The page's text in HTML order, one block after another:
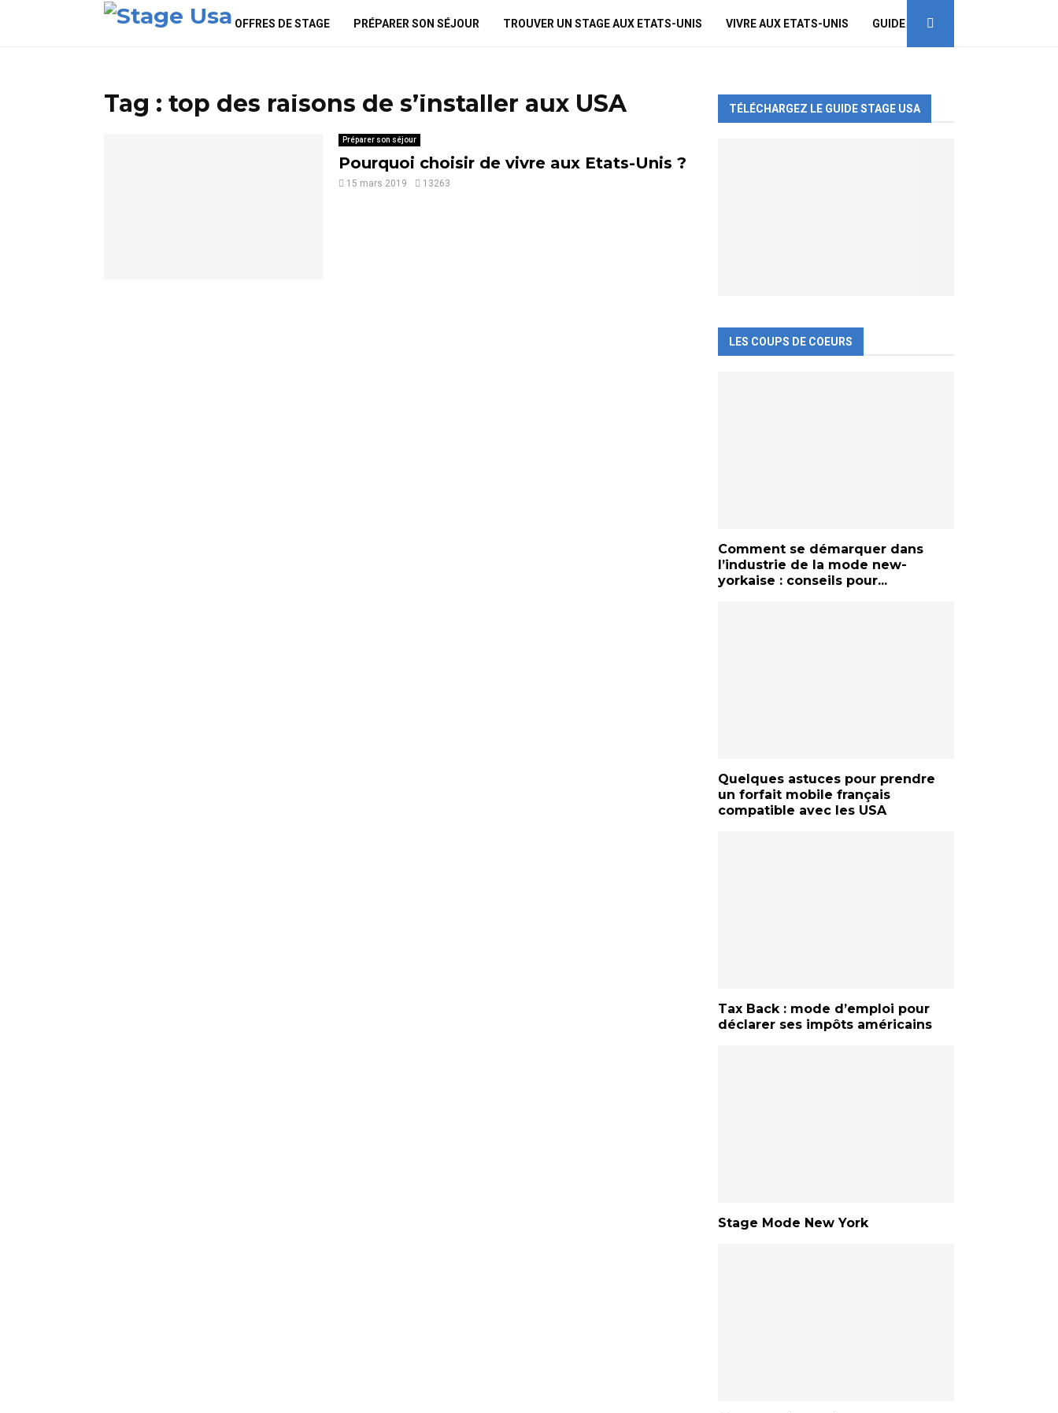
OFFRES DE STAGE PRÉPARER SON SÉJOUR TROUVER UN STAGE AUX ETATS-UNIS VIVRE AUX ETATS-UNIS GUIDE
Tag : top des raisons de s’installer aux USA
Préparer son séjour
Pourquoi choisir de vivre aux Etats-Unis ?
15 mars 2019 13263
TÉLÉCHARGEZ LE GUIDE STAGE USA
LES COUPS DE COEURS
Comment se démarquer dans
l’industrie de la mode new-
yorkaise : conseils pour...
Quelques astuces pour prendre
un forfait mobile français
compatible avec les USA
Tax Back : mode d’emploi pour
déclarer ses impôts américains
Stage Mode New York